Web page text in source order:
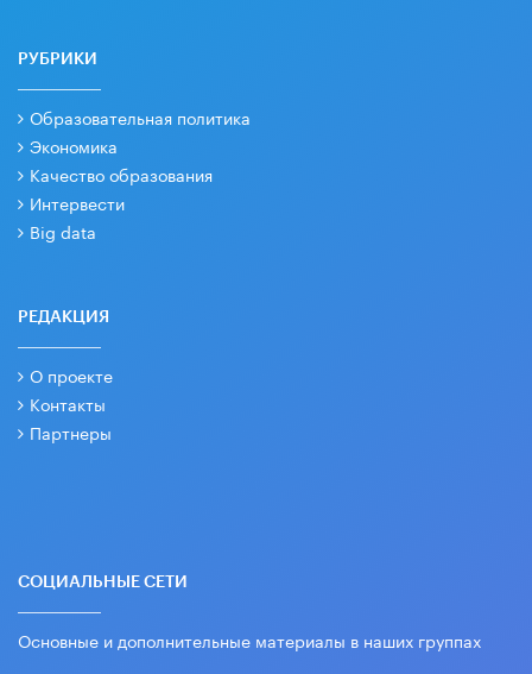
РУБРИКИ
Образовательная политика
Экономика
Качество образования
Интервести
Big data
РЕДАКЦИЯ
О проекте
Контакты
Партнеры
СОЦИАЛЬНЫЕ СЕТИ
Основные и дополнительные материалы в наших группах